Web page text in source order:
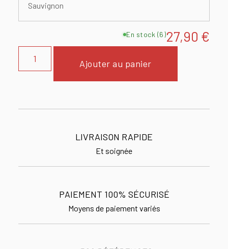
Sauvignon
27,90 €
En stock (6)
Ajouter au panier
LIVRAISON RAPIDE
Et soignée
PAIEMENT 100% SÉCURISÉ
Moyens de paiement variés